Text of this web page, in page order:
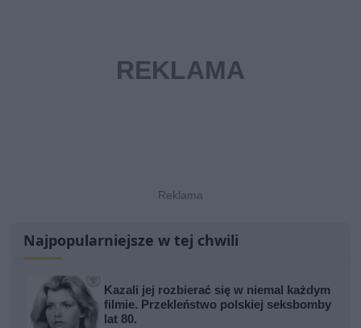
Najpopularniejsze w tej chwili
Kazali jej rozbierać się w niemal każdym
filmie. Przekleństwo polskiej seksbomby
lat 80.